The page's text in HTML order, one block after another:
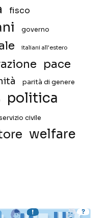
fisco
governo
italiani all'estero
pace
parità di genere
politica
civile
welfare